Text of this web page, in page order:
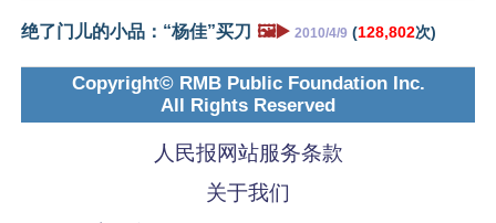
绝了门儿的小品：“杨佳”买刀 🖼️▶️ 2010/4/9 (128,802次)
Copyright© RMB Public Foundation Inc.
All Rights Reserved
人民报网站服务条款
关于我们